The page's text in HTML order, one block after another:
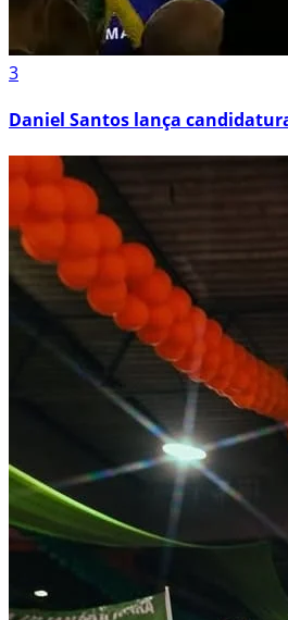
3
Daniel Santos lança